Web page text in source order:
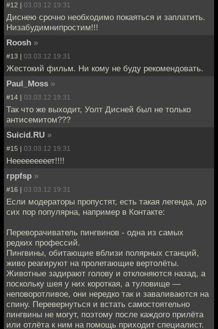
#12 | 03.03.12 19:31
Диснею срочно необходимо покаяться и заплатить.
Низабудимнипростим!!!
Roosh »
#13 | 03.03.12 19:31
Жестокий фильм. Ни кому не буду рекомендовать.
Paul_Moss »
#14 | 03.03.12 19:31
Так что же выходит, Уолт Дисней был не только
антисемитом???
Suicid.RU »
#15 | 03.03.12 19:31
Нееееееееет!!!!
rppfsp »
#16 | 03.03.12 19:31
Если модераторы пропустят, есть такая легенда, до
сих пор популярна, например в Контакте:
Переворачиватель пингвинов - одна из самых
редких профессий.
Пингвины, обитающие вблизи полярных станций,
живо реагируют на пролетающие вертолёты.
Животные задирают голову и отклоняются назад, а
поскольку шея у них короткая, а туловище —
неповоротливое, они нередко так и заваливаются на
спину. Перевернуться и встать самостоятельно
пингвины не могут, поэтому после каждого прилёта
или отлёта к ним на помощь приходит специалист.